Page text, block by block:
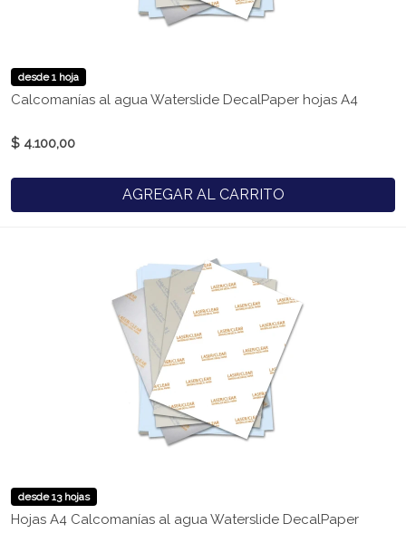
desde 1 hoja
Calcomanías al agua Waterslide DecalPaper hojas A4
$ 4.100,00
AGREGAR AL CARRITO
desde 13 hojas
Hojas A4 Calcomanías al agua Waterslide DecalPaper